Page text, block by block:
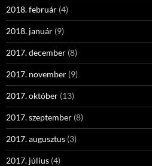
2018. február (4)
2018. január (9)
2017. december (8)
2017. november (9)
2017. október (13)
2017. szeptember (8)
2017. augusztus (3)
2017. július (4)